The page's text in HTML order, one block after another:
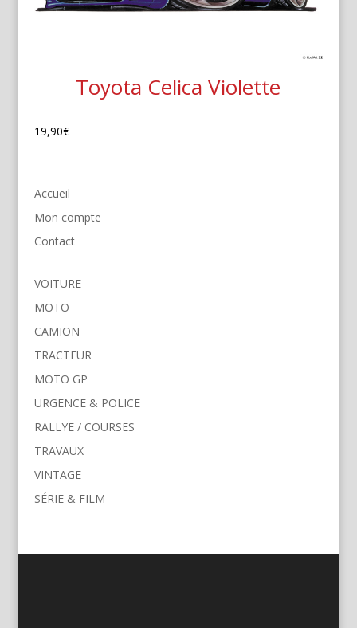
Toyota Celica Violette
19,90€
Accueil
Mon compte
Contact
VOITURE
MOTO
CAMION
TRACTEUR
MOTO GP
URGENCE & POLICE
RALLYE / COURSES
TRAVAUX
VINTAGE
SÉRIE & FILM